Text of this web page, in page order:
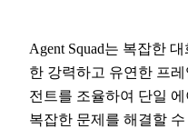
Agent Squad는 복잡한
한 강력하고 유연한 프
전트를 조율하여 단일
복잡한 문제를 해결할